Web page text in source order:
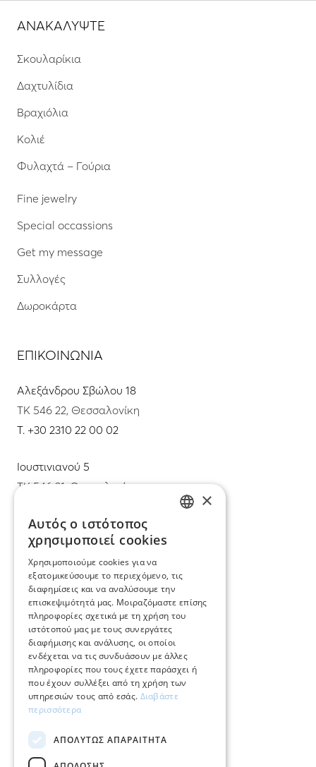
ΑΝΑΚΑΛΥΨΤΕ
Σκουλαρίκια
Δαχτυλίδια
Βραχιόλια
Κολιέ
Φυλαχτά – Γούρια
Fine jewelry
Special occassions
Get my message
Συλλογές
Δωροκάρτα
ΕΠΙΚΟΙΝΩΝΙΑ
Αλεξάνδρου Σβώλου 18
ΤΚ 546 22, Θεσσαλονίκη
T. +30 2310 22 00 02
Ιουστινιανού 5
ΤΚ 546 31, Θεσσαλονίκη
info@mimadastimargarita.gr
ΕΞΥΠΗΡΕΤΗΣΗ ΠΕΛΑΤΩΝ
Φροντίδα και επισκευή κοσμημάτων
Όροι χρήσης
Επιστροφές
Πολιτική πληρωμών
Πολιτική αποστολών
Ο λογαριασμός μου
×
Αυτός ο ιστότοπος
χρησιμοποιεί cookies
Χρησιμοποιούμε cookies για να
εξατομικεύσουμε το περιεχόμενο, τις
διαφημίσεις και να αναλύσουμε την
επισκεψιμότητά μας. Μοιραζόμαστε επίσης
πληροφορίες σχετικά με τη χρήση του
ιστότοπού μας με τους συνεργάτες
διαφήμισης και ανάλυσης, οι οποίοι
ενδέχεται να τις συνδυάσουν με άλλες
πληροφορίες που τους έχετε παράσχει ή
που έχουν συλλέξει από τη χρήση των
υπηρεσιών τους από εσάς. Διαβάστε
περισσότερα
ΑΠΟΛΎΤΩΣ ΑΠΑΡΑΊΤΗΤΑ